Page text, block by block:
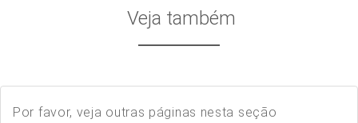
Veja também
Por favor, veja outras páginas nesta seção